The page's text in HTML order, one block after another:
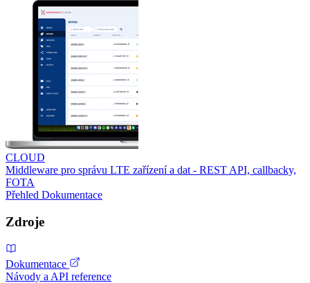
CLOUD
Middleware pro správu LTE zařízení a dat - REST API, callbacky,
FOTA
Přehled Dokumentace
Zdroje
Dokumentace
Návody a API reference